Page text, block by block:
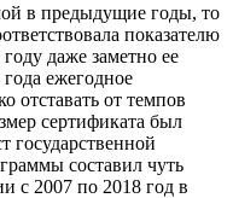
в предыдущие годы, то
показателю
даже заметно ее
ежегодное
отставать от темпов
сертификата был
государственной
составил чуть
с 2007 по 2018 год в